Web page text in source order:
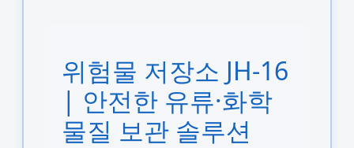
위험물 저장소 JH-16
| 안전한 유류·화학
물질 보관 솔루션